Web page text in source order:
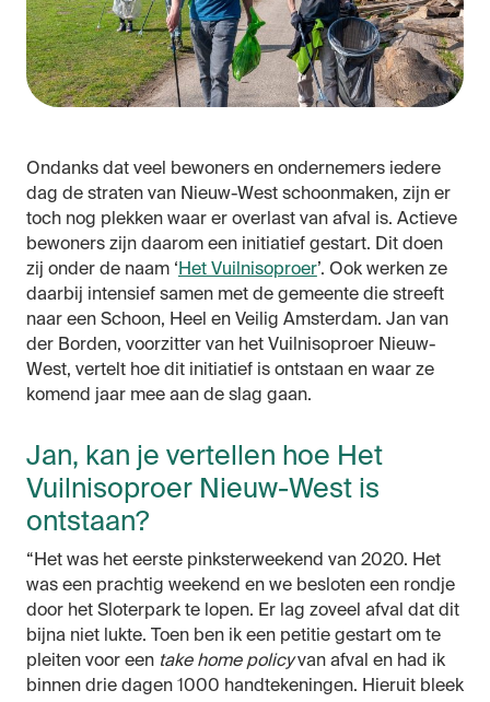
Ondanks dat veel bewoners en ondernemers iedere
dag de straten van Nieuw-West schoonmaken, zijn er
toch nog plekken waar er overlast van afval is. Actieve
bewoners zijn daarom een initiatief gestart. Dit doen
zij onder de naam ‘Het Vuilnisoproer’. Ook werken ze
daarbij intensief samen met de gemeente die streeft
naar een Schoon, Heel en Veilig Amsterdam. Jan van
der Borden, voorzitter van het Vuilnisoproer Nieuw-
West, vertelt hoe dit initiatief is ontstaan en waar ze
komend jaar mee aan de slag gaan.
Jan, kan je vertellen hoe Het
Vuilnisoproer Nieuw-West is
ontstaan?
“Het was het eerste pinksterweekend van 2020. Het
was een prachtig weekend en we besloten een rondje
door het Sloterpark te lopen. Er lag zoveel afval dat dit
bijna niet lukte. Toen ben ik een petitie gestart om te
pleiten voor een take home policyvan afval en had ik
binnen drie dagen 1000 handtekeningen. Hieruit bleek